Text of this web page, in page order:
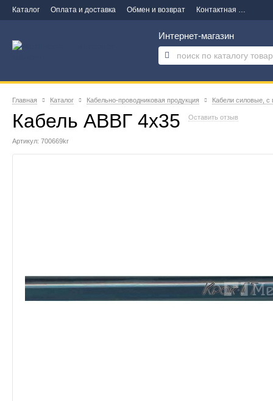
Каталог Оплата и доставка Обмен и возврат Контактная информация
Интернет-магазин
Главная Каталог Кабельно-проводниковая продукция Кабели силовые, с
Кабель АВВГ 4х35 Оставить отзыв
Артикул: 700669kr